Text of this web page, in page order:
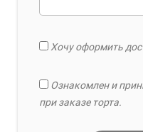
Хочу оформить
Ознакомлен и
при заказе торта.